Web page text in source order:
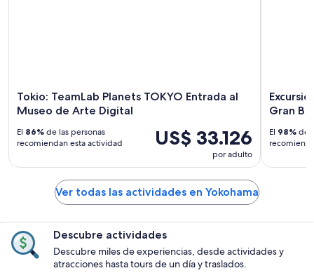
Tokio: TeamLab Planets TOKYO Entrada al
Museo de Arte Digital
US$ 33.126
por adulto
El 86% de las personas
recomiendan esta actividad
Gran
El 98% de
Ver todas las actividades en Yokohama
Descubre actividades
Descubre miles de experiencias, desde actividades y
atracciones hasta tours de un día y traslados.